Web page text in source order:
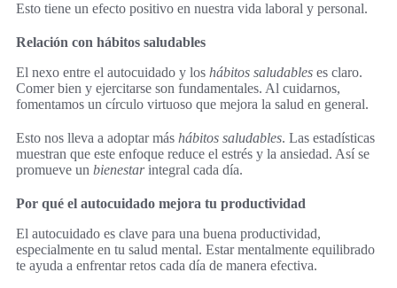
Esto tiene un efecto positivo en nuestra vida laboral y personal.
Relación con hábitos saludables
El nexo entre el autocuidado y los hábitos saludables es claro.
Comer bien y ejercitarse son fundamentales. Al cuidarnos,
fomentamos un círculo virtuoso que mejora la salud en general.
Esto nos lleva a adoptar más hábitos saludables. Las estadísticas
muestran que este enfoque reduce el estrés y la ansiedad. Así se
promueve un bienestarintegral cada día.
Por qué el autocuidado mejora tu productividad
El autocuidado es clave para una buena productividad,
especialmente en tu salud mental. Estar mentalmente equilibrado
te ayuda a enfrentar retos cada día de manera efectiva.